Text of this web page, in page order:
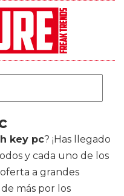
key pc? ¡Has llegado
y cada uno de los
a grandes
más por los